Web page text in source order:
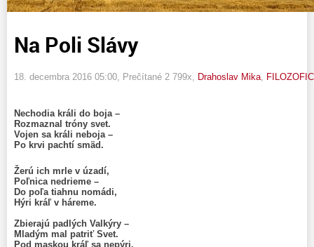
Na Poli Slávy
18. decembra 2016 05:00 , Prečítané 2 799x, Drahoslav Mika
Nechodia králi do boja –
Rozmaznal tróny svet.
Vojen sa králi neboja –
Po krvi pachtí smäd.
Žerú ich mrle v úzadí,
Poľnica nedrieme –
Do poľa tiahnu nomádi,
Hýri kráľ v háreme.
Zbierajú padlých Valkýry –
Mladým mal patriť Svet.
Pod maskou kráľ sa nepýri,